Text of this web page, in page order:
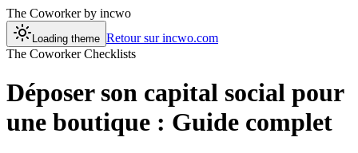
The Coworkerby incwo
Loading theme Retour sur incwo.com
The Coworker Checklists
Déposer son capital social pour
une boutique : Guide complet